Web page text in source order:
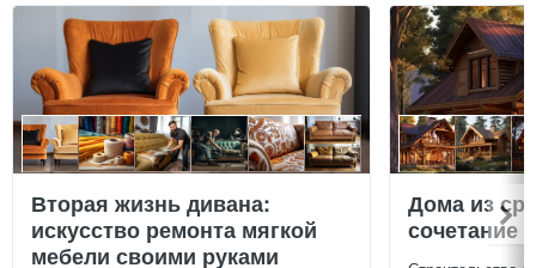
Вторая жизнь дивана:
искусство ремонта мягкой
мебели своими руками
Дома из
сочетание